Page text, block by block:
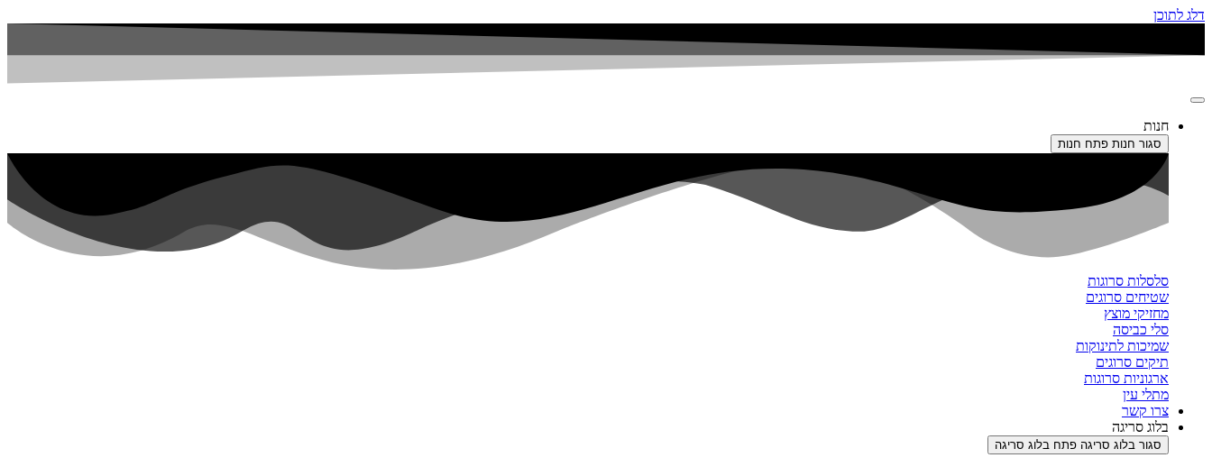
דלג לתוכן
חנות
סגור חנות פתח חנות
סלסלות סרוגות
שטיחים סרוגים
מחזיקי מוצץ
סלי כביסה
שמיכות לתינוקות
תיקים סרוגים
ארגוניות סרוגות
מתלי עין
צרו קשר
בלוג סריגה
סגור בלוג סריגה פתח בלוג סריגה